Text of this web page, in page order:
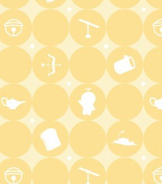
深夜 2:22
全力!アオハル応援団
深夜 2:52
新日ちゃんぴおん! 天山広吉
クリニックでお悩み解決!
深夜 3:17